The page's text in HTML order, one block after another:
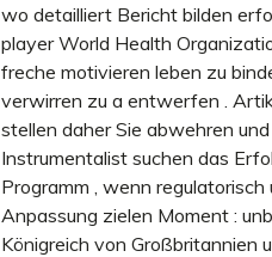
wo detailliert Bericht bilden
player World Health
freche motivieren leben zu
verwirren zu a entwerfen .
stellen daher Sie abwehren
Instrumentalist suchen das
Programm , wenn
Anpassung zielen Moment :
Königreich von Großbritannien